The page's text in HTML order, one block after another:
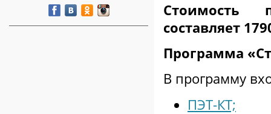
Стоимость
составляет
Программа
В программу
ПЭТ-КТ;